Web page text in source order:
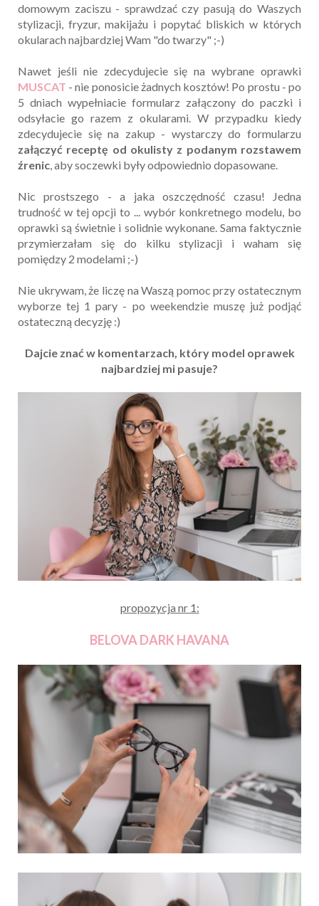
domowym zaciszu - sprawdzać czy pasują do Waszych
stylizacji, fryzur, makijażu i popytać bliskich w których
okularach najbardziej Wam "do twarzy" ;-)
Nawet jeśli nie zdecydujecie się na wybrane oprawki
MUSCAT - nie ponosicie żadnych kosztów! Po prostu - po
5 dniach wypełniacie formularz załączony do paczki i
odsyłacie go razem z okularami. W przypadku kiedy
zdecydujecie się na zakup - wystarczy do formularzu
załączyć receptę od okulisty z podanym rozstawem
źrenic , aby soczewki były odpowiednio dopasowane.
Nic prostszego - a jaka oszczędność czasu! Jedna
trudność w tej opcji to ... wybór konkretnego modelu, bo
oprawki są świetnie i solidnie wykonane. Sama faktycznie
przymierzałam się do kilku stylizacji i waham się
pomiędzy 2 modelami ;-)
Nie ukrywam, że liczę na Waszą pomoc przy ostatecznym
wyborze tej 1 pary - po weekendzie muszę już podjąć
ostateczną decyzję :)
Dajcie znać w komentarzach, który model oprawek
najbardziej mi pasuje?
propozycja nr 1:
BELOVA DARK HAVANA